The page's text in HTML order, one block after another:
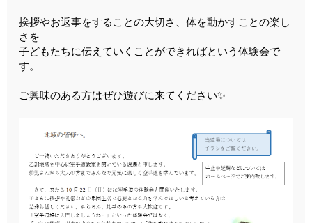
挨拶やお返事をすることの大切さ、体を動かすことの楽し
さを
子どもたちに伝えていくことができればという体験会で
す。
ご興味のある方はぜひ遊びに来てください✨